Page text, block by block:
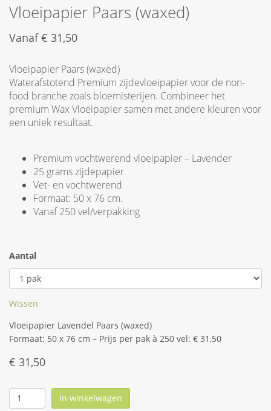
Vloeipapier Paars (waxed)
Vanaf€ 31,50
Vloeipapier Paars (waxed)
Waterafstotend Premium zijdevloeipapier voor de non-
food branche zoals bloemisterijen. Combineer het
premium Wax Vloeipapier samen met andere kleuren voor
een uniek resultaat.
Premium vochtwerend vloeipapier – Lavender
25 grams zijdepapier
Vet- en vochtwerend
Formaat: 50 x 76 cm.
Vanaf 250 vel/verpakking
Aantal
Wissen
Vloeipapier Lavendel Paars (waxed)
Formaat: 50 x 76 cm – Prijs per pak à 250 vel: € 31,50
€ 31,50
In winkelwagen